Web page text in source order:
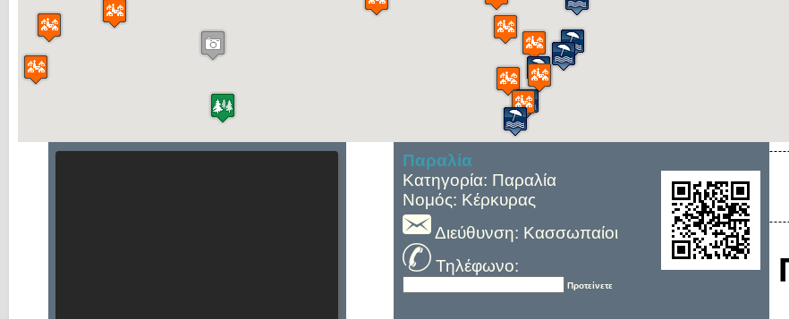
Παραλία
Κατηγορία: Παραλία
Νομός: Κέρκυρας
Διεύθυνση: Κασσωπαίοι
Τηλέφωνο:
Προτείνετε